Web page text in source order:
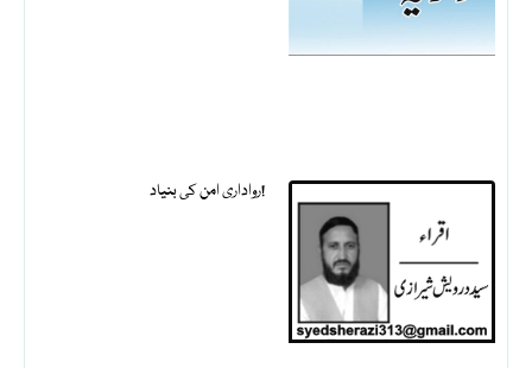
رواداری امن کی بنیاد!